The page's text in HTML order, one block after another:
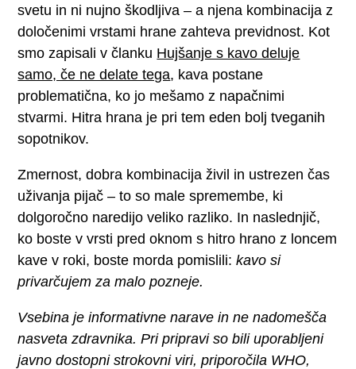
svetu in ni nujno škodljiva – a njena kombinacija z
določenimi vrstami hrane zahteva previdnost. Kot
smo zapisali v članku Hujšanje s kavo deluje
samo, če ne delate tega, kava postane
problematična, ko jo mešamo z napačnimi
stvarmi. Hitra hrana je pri tem eden bolj tveganih
sopotnikov.
Zmernost, dobra kombinacija živil in ustrezen čas
uživanja pijač – to so male spremembe, ki
dolgoročno naredijo veliko razliko. In naslednjič,
ko boste v vrsti pred oknom s hitro hrano z loncem
kave v roki, boste morda pomislili:kavo si
privarčujem za malo pozneje.
Vsebina je informativne narave in ne nadomešča
nasveta zdravnika. Pri pripravi so bili uporabljeni
javno dostopni strokovni viri, priporočila WHO,